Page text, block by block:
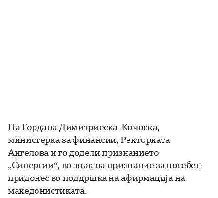
На Гордана Димитриеска-Кочоска,
министерка за финансии, Ректорката
Ангелова и го додели признанието
„Синергии“, во знак на признание за посебен
придонес во поддршка на афирмација на
македонистиката.